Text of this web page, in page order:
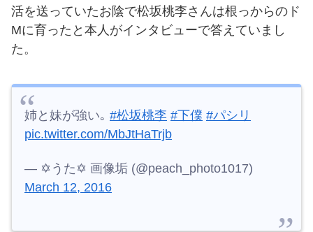
活を送っていたお陰で松坂桃李さんは根っからのド
Mに育ったと本人がインタビューで答えていまし
た。
姉と妹が強い｡ #松坂桃李 #下僕 #パシリ
pic.twitter.com/MbJtHaTrjb
— ✡うた✡ 画像垢 (@peach_photo1017)
March 12, 2016